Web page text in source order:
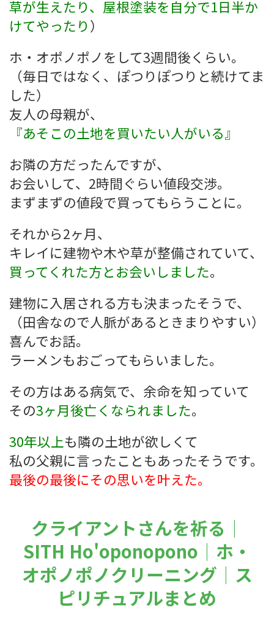
草が生えたり、屋根塗装を自分で1日半か
けてやったり）
ホ・オポノポノをして3週間後くらい。
（毎日ではなく、ぽつりぽつりと続けてま
した）
友人の母親が、
『あそこの土地を買いたい人がいる』
お隣の方だったんですが、
お会いして、2時間ぐらい値段交渉。
まずまずの値段で買ってもらうことに。
それから2ヶ月、
キレイに建物や木や草が整備されていて、
買ってくれた方とお会いしました。
建物に入居される方も決まったそうで、
（田舎なので人脈があるときまりやすい）
喜んでお話。
ラーメンもおごってもらいました。
その方はある病気で、余命を知っていて
その3ヶ月後亡くなられました。
30年以上も隣の土地が欲しくて
私の父親に言ったこともあったそうです。
最後の最後にその思いを叶えた。
クライアントさんを祈る｜
SITH Ho'oponopono｜ホ・
オポノポノクリーニング｜ス
ピリチュアルまとめ